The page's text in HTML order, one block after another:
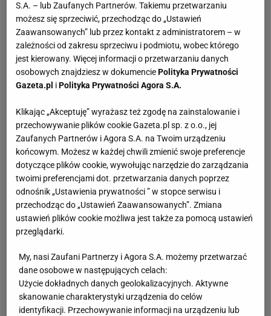
S.A. – lub Zaufanych Partnerów. Takiemu przetwarzaniu
możesz się sprzeciwić, przechodząc do „Ustawień
Zaawansowanych” lub przez kontakt z administratorem – w
zależności od zakresu sprzeciwu i podmiotu, wobec którego
jest kierowany. Więcej informacji o przetwarzaniu danych
osobowych znajdziesz w dokumenciePolityka Prywatności
Gazeta.pl iPolityka Prywatności Agora S.A.
Klikając „Akceptuję” wyrażasz też zgodę na zainstalowanie i
przechowywanie plików cookie Gazeta.pl sp. z o.o., jej
Zaufanych Partnerów i Agora S.A. na Twoim urządzeniu
końcowym. Możesz w każdej chwili zmienić swoje preferencje
dotyczące plików cookie, wywołując narzędzie do zarządzania
twoimi preferencjami dot. przetwarzania danych poprzez
odnośnik „Ustawienia prywatności ” w stopce serwisu i
przechodząc do „Ustawień Zaawansowanych”. Zmiana
ustawień plików cookie możliwa jest także za pomocą ustawień
przeglądarki.
My, nasi Zaufani Partnerzy i Agora S.A. możemy przetwarzać
dane osobowe w następujących celach:
Użycie dokładnych danych geolokalizacyjnych. Aktywne
skanowanie charakterystyki urządzenia do celów
identyfikacji. Przechowywanie informacji na urządzeniu lub